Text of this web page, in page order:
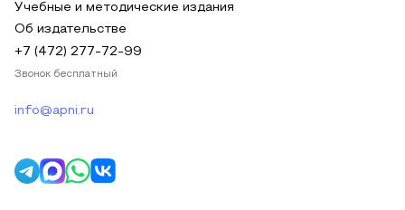
Учебные и методические издания
Об издательстве
+7 (472) 277-72-99
Звонок бесплатный
info@apni.ru